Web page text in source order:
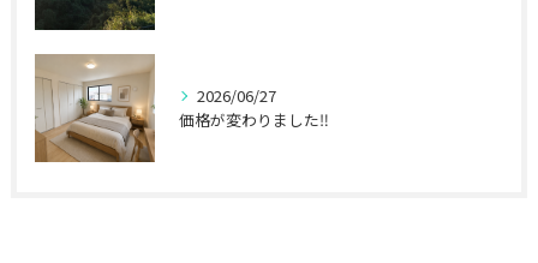
2026/06/27
価格が変わりました‼